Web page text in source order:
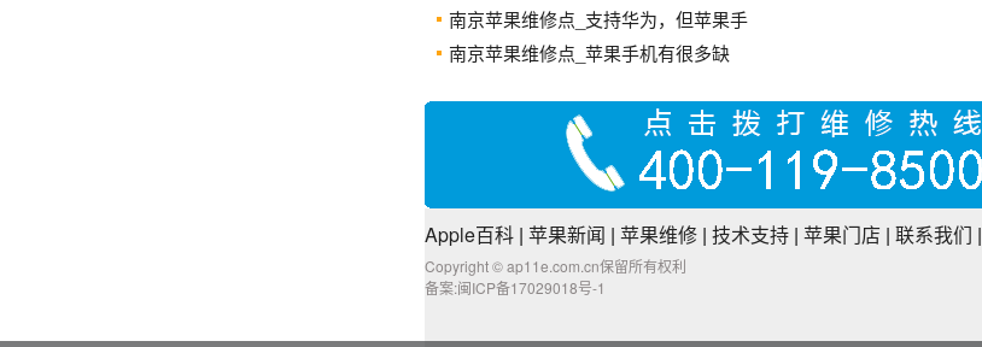
南京苹果维修点_支持华为，但苹果手
南京苹果维修点_苹果手机有很多缺
Apple百科 | 苹果新闻 | 苹果维修 | 技术支持 | 苹果门店 | 联系我们 |
Copyright © ap11e.com.cn保留所有权利
备案:闽ICP备17029018号-1